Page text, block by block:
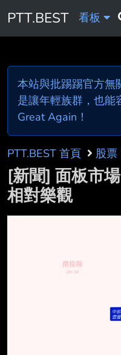
PTT.BEST 看板
本站與批踢踢官方無
是讓年輕族群，也能
Great Again！
PTT.BEST 首頁 股票
[新聞] 面板市
相對樂觀